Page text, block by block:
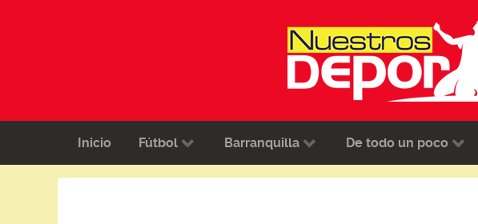
Inicio Fútbol Barranquilla De todo un poco